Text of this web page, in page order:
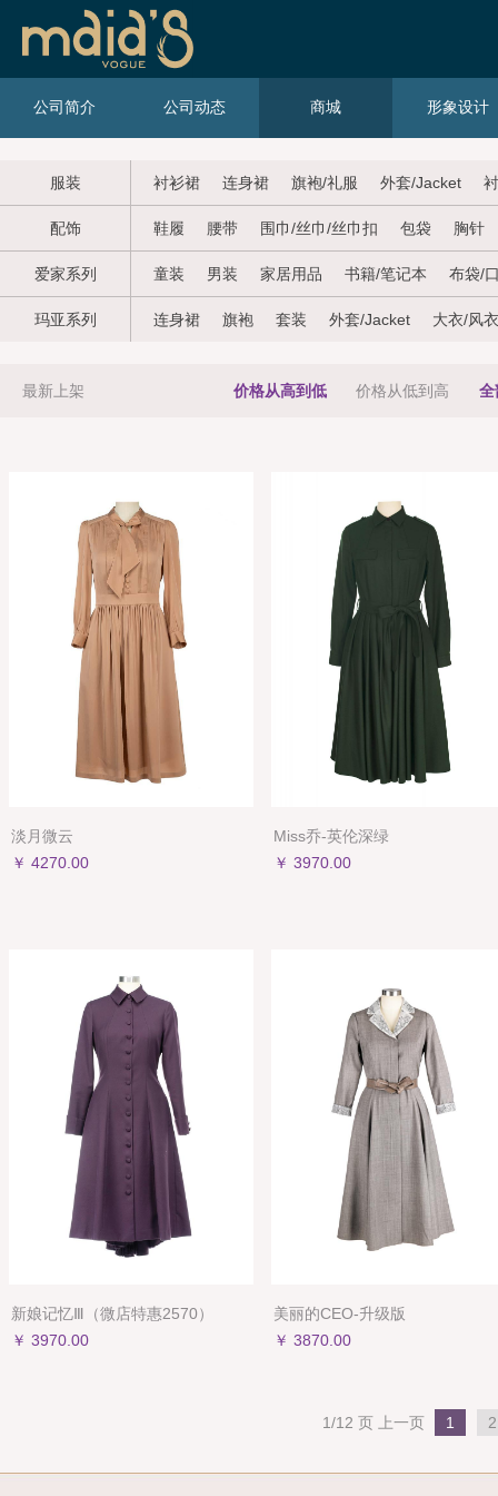
公司简介 公司动态 商城 形象设计
服装 衬衫裙 连身裙 旗袍/礼服 外套/Jacket
配饰 鞋履 腰带 围巾/丝巾/丝巾扣 包袋 胸针
爱家系列 童装 男装 家居用品 书籍/笔记本 布袋/
玛亚系列 连身裙 旗袍 套装 外套/Jacket 大衣/风衣
最新上架 价格从高到低 价格从低到高 全
淡月微云
￥ 4270.00
Miss乔-英伦深绿
￥ 3970.00
新娘记忆Ⅲ（微店特惠2570）
￥ 3970.00
美丽的CEO-升级版
￥ 3870.00
1/12 页 上一页 1 2